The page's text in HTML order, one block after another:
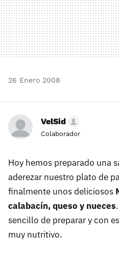
26 Enero 2008
VelSid
Colaborador
Hoy hemos preparado una
aderezar nuestro plato de
finalmente unos deliciosos
calabacín, queso y nueces
sencillo de preparar y con
muy nutritivo.